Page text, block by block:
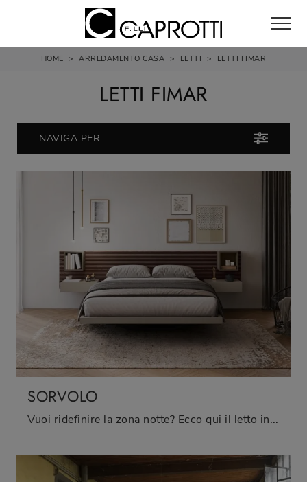
HOME > ARREDAMENTO CASA > LETTI > LETTI FIMAR
LETTI FIMAR
NAVIGA PER
SORVOLO
Vuoi ridefinire la zona notte? Ecco qui il letto in legno Sorvolo di Fimar per spazi design.